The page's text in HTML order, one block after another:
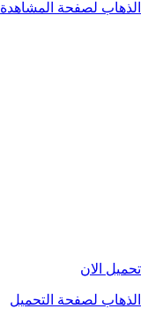
الذهاب لصفحة المشاهدة
تحميل الان
الذهاب لصفحة التحميل